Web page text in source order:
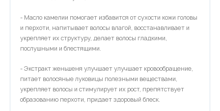
- Масло камелии помогает избавится от сухости кожи головы
и перхоти, напитывает волосы влагой, восстанавливает и
укрепляет их структуру, делает волосы гладкими,
послушными и блестящими.
- Экстракт женьшеня улучшает улучшает кровообращение,
питает волосяные луковицы полезными веществами,
укрепляет волосы и стимулирует их рост, препятствует
образованию перхоти, придает здоровый блеск.